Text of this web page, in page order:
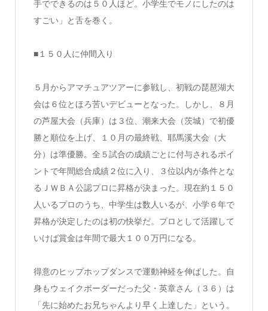
手でできるのは５０人ほど。小学生でモノにしたのは
すごい」と舌を巻く。
■１５０人に仲間入り
５月からアマチュアツアーに参戦し、初戦の琵琶湖大
会は６位とほろ苦いデビューとなった。しかし、８月
の芦屋大会（兵庫）は３位、潮来大会（茨城）で初優
勝と順位を上げ、１０月の最終戦、耶馬溪大会（大
分）は準優勝。全５試合の成績ごとに付与されるポイ
ントで年間総合成績２位に入り、３位以内が条件とな
るＪＷＢＡ公認プロに昇格が決まった。現在約１５０
人いるプロのうち、中学生は数人いるが、小学６年で
昇格が決定したのは初の快挙だ。プロとして活躍して
いけば賞金は年間で最大１００万円になる。
得意のヒップホップダンスで運動神経を伸ばした。自
身もウェイクボーダーだった父・英章さん（３６）は
「先に始めたお兄ちゃんより早く上達した」という。